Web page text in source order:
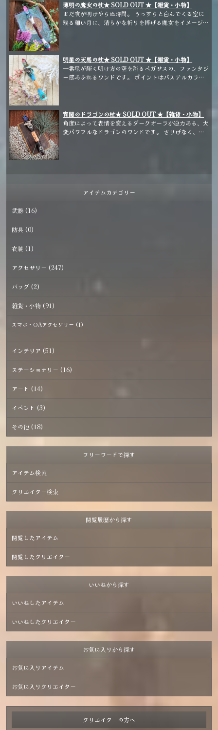
薄明の魔女の杖★ SOLD OUT ★【雑貨・小物】
まだ夜が明けやらぬ時間。 うっすらと白んでくる空に
残る細い月に、清らかな祈りを捧げる魔女をイメージし
明星の天馬の杖★ SOLD OUT ★【雑貨・小物】
一番星が輝く明け方の空を翔るペガサスの、ファンタジ
ー感あふれるワンドです。 ポイントはパステルカラー
宵闇のドラゴンの杖★ SOLD OUT ★【雑貨・小物】
角度によって表情を変えるダークオーラが迫力ある、大
変パワフルなドラゴンのワンドです。 さりげなく、竜
アイテムカテゴリー
武器 (16)
防具 (0)
衣装 (1)
アクセサリー (247)
バッグ (2)
雑貨・小物 (91)
スマホ・OAアクセサリー (1)
インテリア (51)
ステーショナリー (16)
アート (14)
イベント (3)
その他 (18)
フリーワードで探す
アイテム検索
クリエイター検索
閲覧履歴から探す
閲覧したアイテム
閲覧したクリエイター
いいねから探す
いいねしたアイテム
いいねしたクリエイター
お気に入りから探す
お気に入りアイテム
お気に入りクリエイター
クリエイターの方へ